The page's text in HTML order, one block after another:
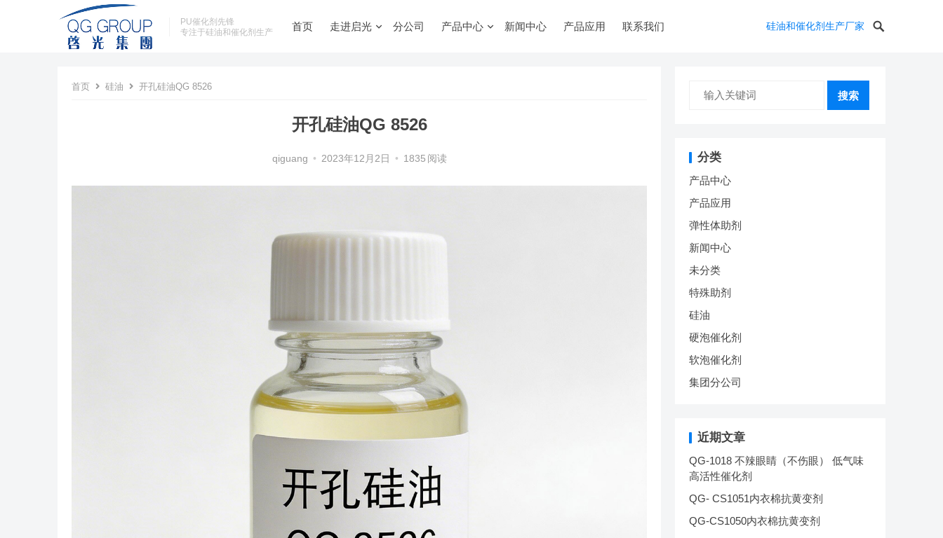
PU催化剂先锋
专注于硅油和催化剂生产
首页 走进启光 分公司 产品中心 新闻中心 产品应用 联系我们 硅油和催化剂生产厂家
首页 硅油 开孔硅油QG 8526
开孔硅油QG 8526
qiguang • 2023年12月2日 • 1835 阅读
搜索
分类
产品中心
产品应用
弹性体助剂
新闻中心
未分类
特殊助剂
硅油
硬泡催化剂
软泡催化剂
集团分公司
近期文章
QG-1018 不辣眼睛（不伤眼） 低气味
高活性催化剂
QG- CS1051内衣棉抗黄变剂
QG-CS1050内衣棉抗黄变剂